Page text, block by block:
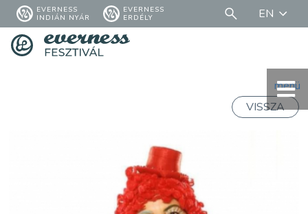
EVERNESS
INDIÁN NYÁR
EVERNESS
ERDÉLY
EN
menü
VISSZA